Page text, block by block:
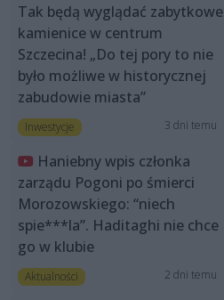
Tak będą wyglądać zabytkowe
kamienice w centrum
Szczecina! „Do tej pory to nie
było możliwe w historycznej
zabudowie miasta”
Inwestycje 3 dni temu
Haniebny wpis członka
zarządu Pogoni po śmierci
Morozowskiego: “niech
spie***la”. Haditaghi nie chce
go w klubie
Aktualności 2 dni temu